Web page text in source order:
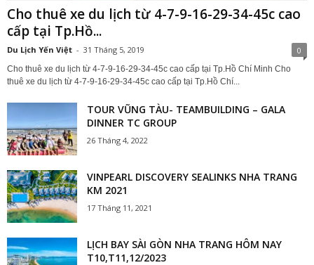
Cho thuê xe du lịch từ 4-7-9-16-29-34-45c cao
cấp tại Tp.Hồ...
Du Lịch Yến Việt - 31 Tháng 5, 2019 0
Cho thuê xe du lịch từ 4-7-9-16-29-34-45c cao cấp tại Tp.Hồ Chí Minh Cho
thuê xe du lịch từ 4-7-9-16-29-34-45c cao cấp tại Tp.Hồ Chí...
TOUR VŨNG TÀU- TEAMBUILDING – GALA
DINNER TC GROUP
26 Tháng 4, 2022
VINPEARL DISCOVERY SEALINKS NHA TRANG
KM 2021
17 Tháng 11, 2021
LỊCH BAY SÀI GÒN NHA TRANG HÔM NAY
T10,T11,12/2023